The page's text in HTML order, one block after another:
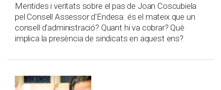
Mentides i veritats sobre el pas de Joan Coscubiela
pel Consell Assessor d'Endesa: és el mateix que un
consell d'administració? Quant hi va cobrar? Què
implica la presència de sindicats en aquest ens?